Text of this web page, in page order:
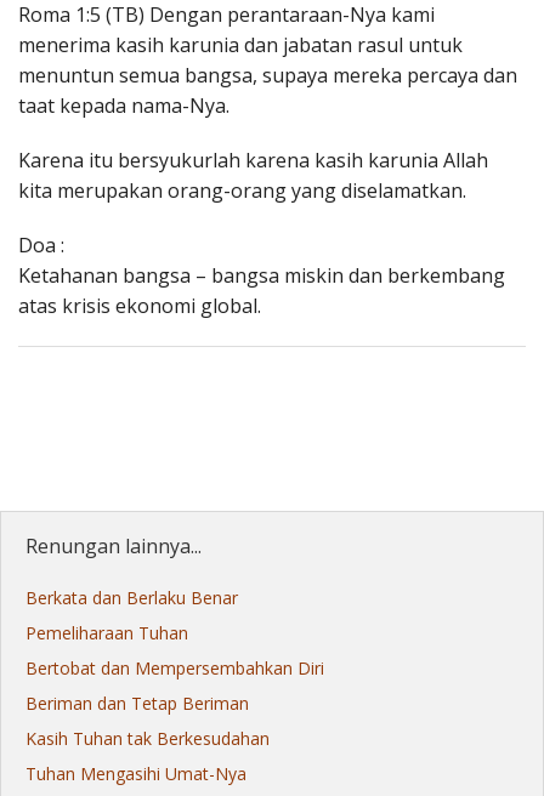
Roma 1:5 (TB) Dengan perantaraan-Nya kami
menerima kasih karunia dan jabatan rasul untuk
menuntun semua bangsa, supaya mereka percaya dan
taat kepada nama-Nya.
Karena itu bersyukurlah karena kasih karunia Allah
kita merupakan orang-orang yang diselamatkan.
Doa :
Ketahanan bangsa – bangsa miskin dan berkembang
atas krisis ekonomi global.
Renungan lainnya...
Berkata dan Berlaku Benar
Pemeliharaan Tuhan
Bertobat dan Mempersembahkan Diri
Beriman dan Tetap Beriman
Kasih Tuhan tak Berkesudahan
Tuhan Mengasihi Umat-Nya